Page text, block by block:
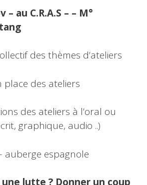
– au C.R.A.S – – M°
des thèmes d’ateliers
place des ateliers
des ateliers à l’oral ou
graphique, audio ..)
auberge espagnole
une lutte ? Donner un coup